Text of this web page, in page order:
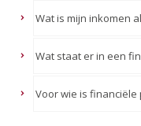
Wat is mijn inkomen
Wat staat er in een
Voor wie is financiële